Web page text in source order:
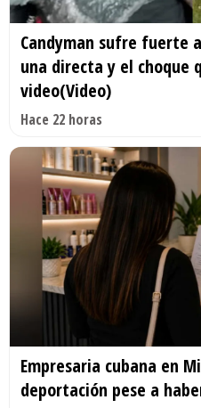
Candyman sufre fuerte
una directa y el choque
video(Video)
Hace 22 horas
Empresaria cubana en
deportación pese a